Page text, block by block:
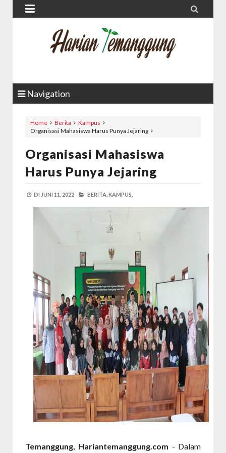
 
Navigation
Home Berita
Kampus
Organisasi Mahasiswa Harus Punya Jejaring
Organisasi Mahasiswa
Harus Punya Jejaring
DI JUNI 11, 2022 BERITA, KAMPUS,
Temanggung, Hariantemanggung.com - Dalam